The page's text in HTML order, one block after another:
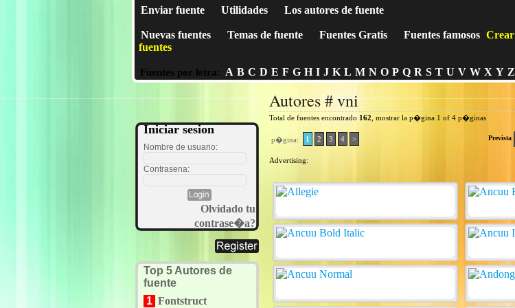
Enviar fuente Utilidades Los autores de fuente
Nuevas fuentes Temas de fuente Fuentes Gratis Fuentes famosos Crear
fuentes
Fuentes por letra: A B C D E F G H I J K L M N O P Q R S T U V W X Y Z
Iniciar sesion
Nombre de usuario:
Contrasena:
Olvidado tu
contrase�a?
Top 5 Autores de
fuente
1 Fontstruct
Autores # vni
Total de fuentes encontrado 162 , mostrar la p�gina 1 of 4 p�ginas
p�gina: 1 2 3 4 > Prevista
Advertising: